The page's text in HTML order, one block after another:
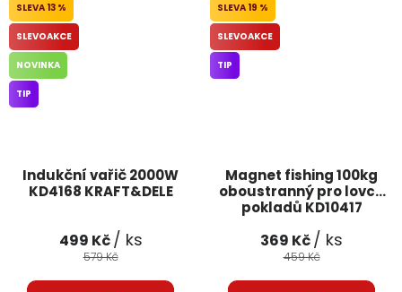
Indukční vařič 2000W
KD4168 KRAFT&DELE
13 %
SLEVOAKCE
NOVINKA
TIP
499 Kč/ ks
579 Kč
Magnet fishing 100kg
oboustranný pro lovce
pokladů KD10417
19 %
SLEVOAKCE
TIP
369 Kč/ ks
459 Kč